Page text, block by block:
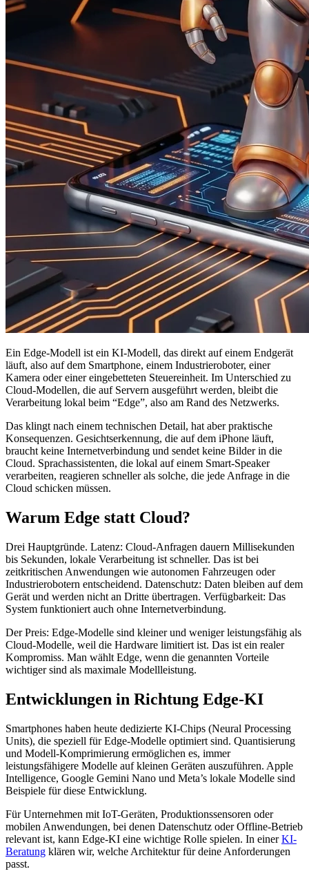
Ein Edge-Modell ist ein KI-Modell, das direkt auf einem Endgerät
läuft, also auf dem Smartphone, einem Industrieroboter, einer
Kamera oder einer eingebetteten Steuereinheit. Im Unterschied zu
Cloud-Modellen, die auf Servern ausgeführt werden, bleibt die
Verarbeitung lokal beim “Edge”, also am Rand des Netzwerks.
Das klingt nach einem technischen Detail, hat aber praktische
Konsequenzen. Gesichtserkennung, die auf dem iPhone läuft,
braucht keine Internetverbindung und sendet keine Bilder in die
Cloud. Sprachassistenten, die lokal auf einem Smart-Speaker
verarbeiten, reagieren schneller als solche, die jede Anfrage in die
Cloud schicken müssen.
Warum Edge statt Cloud?
Drei Hauptgründe. Latenz: Cloud-Anfragen dauern Millisekunden
bis Sekunden, lokale Verarbeitung ist schneller. Das ist bei
zeitkritischen Anwendungen wie autonomen Fahrzeugen oder
Industrierobotern entscheidend. Datenschutz: Daten bleiben auf dem
Gerät und werden nicht an Dritte übertragen. Verfügbarkeit: Das
System funktioniert auch ohne Internetverbindung.
Der Preis: Edge-Modelle sind kleiner und weniger leistungsfähig als
Cloud-Modelle, weil die Hardware limitiert ist. Das ist ein realer
Kompromiss. Man wählt Edge, wenn die genannten Vorteile
wichtiger sind als maximale Modellleistung.
Entwicklungen in Richtung Edge-KI
Smartphones haben heute dedizierte KI-Chips (Neural Processing
Units), die speziell für Edge-Modelle optimiert sind. Quantisierung
und Modell-Komprimierung ermöglichen es, immer
leistungsfähigere Modelle auf kleinen Geräten auszuführen. Apple
Intelligence, Google Gemini Nano und Meta’s lokale Modelle sind
Beispiele für diese Entwicklung.
Für Unternehmen mit IoT-Geräten, Produktionssensoren oder
mobilen Anwendungen, bei denen Datenschutz oder Offline-Betrieb
relevant ist, kann Edge-KI eine wichtige Rolle spielen. In einerKI-
Beratung klären wir, welche Architektur für deine Anforderungen
passt.